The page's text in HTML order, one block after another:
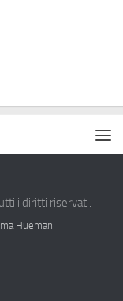
i diritti riservati.
Hueman